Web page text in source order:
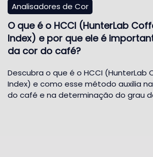
Analisadores de Cor
O que é o HCCI (HunterLab
Index) e por que ele é
da cor do café?
Descubra o que é o HCCI (HunterLab
Index) e como esse método auxilia
do café e na determinação do grau